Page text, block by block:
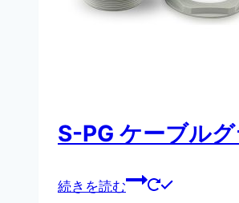
S-PG ケーブル
続きを読む